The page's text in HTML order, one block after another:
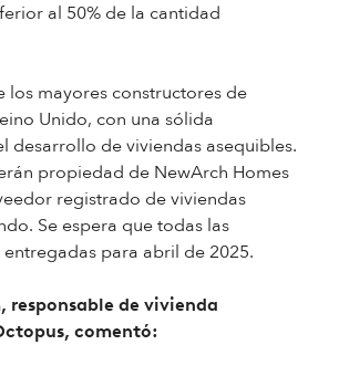
al 50% de la cantidad
los mayores constructores de
Unido, con una sólida
desarrollo de viviendas asequibles.
propiedad de NewArch Homes
registrado de viviendas
Se espera que todas las
para abril de 2025.
responsable de vivienda
comentó: